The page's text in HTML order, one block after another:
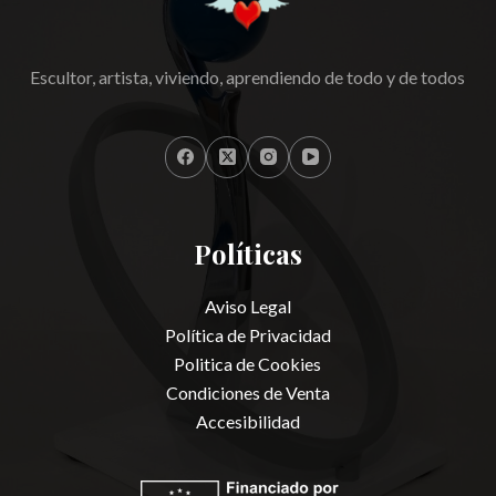
Escultor, artista, viviendo, aprendiendo de todo y de todos
Políticas
Aviso Legal
Política de Privacidad
Politica de Cookies
Condiciones de Venta
Accesibilidad